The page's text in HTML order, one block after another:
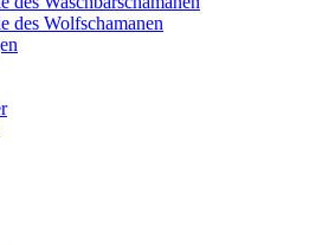
des Wolfschamanen